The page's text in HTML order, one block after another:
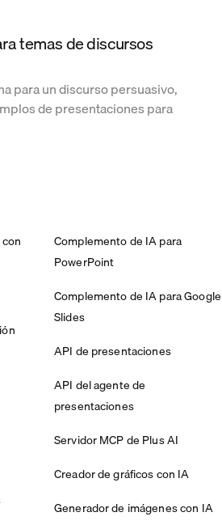
temas de discursos
para un discurso persuasivo,
de presentaciones para
Complemento de IA para
PowerPoint
Complemento de IA para Google
Slides
API de presentaciones
API del agente de
presentaciones
Servidor MCP de Plus AI
Creador de gráficos con IA
Generador de imágenes con IA